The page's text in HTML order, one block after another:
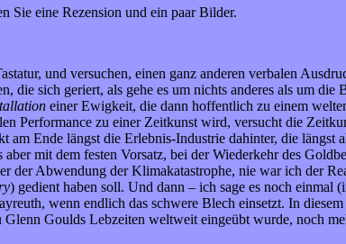
Sie eine Rezension und ein paar Bilder.
und versuchen, einen ganz anderen verbalen
sich geriert, als gehe es um nichts anderes als um die
einer Ewigkeit, die dann hoffentlich zu einem
Performance zu einer Zeitkunst wird, versucht die
am Ende längst die Erlebnis-Industrie dahinter, die
mit dem festen Vorsatz, bei der Wiederkehr des
der Abwendung der Klimakatastrophe, nie war ich der
) gedient haben soll. Und dann – ich sage es noch einmal
wenn endlich das schwere Blech einsetzt. In
Goulds Lebzeiten weltweit eingeübt wurde, noch